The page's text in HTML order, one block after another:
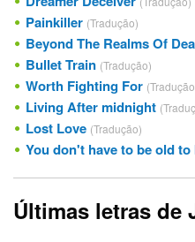
Painkiller (Tradução)
Beyond The Realms Of
Bullet Train (Tradução)
Worth Fighting For
Living After midnight
Lost Love (Tradução)
You don't have to be old to
Últimas letras de